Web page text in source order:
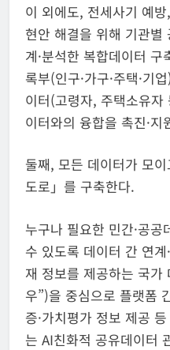
이 외에도, 전세사기 예
현안 해결을 위해 기관별
계·분석한 복합데이터
록부(인구·가구·주택·기
이터(고령자, 주택소유자
이터와의 융합을 촉진·지
둘째, 모든 데이터가 모
도로」를 구축한다.
누구나 필요한 민간·공
수 있도록 데이터 간 연
재 정보를 제공하는 국가
우”)을 중심으로 플랫폼
증·가치평가 정보 제공
는 AI친화적 공유데이터